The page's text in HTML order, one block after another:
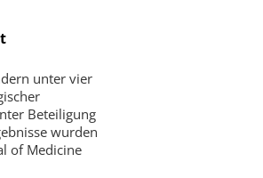
unter vier
Beteiligung
wurden
of Medicine